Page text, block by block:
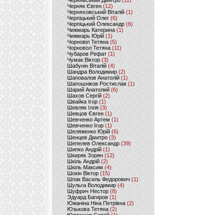
Черняк Євген(12)
Черняховський Віталій (1)
Черпіцький Олег (6)
Черпіцький Олександр (6)
Чижмарь Катерина (1)
Чижмарь Юрій (1)
Чорновіл Тетяна (5)
Чорновол Тетяна (11)
Чубаров Рефат (1)
Чумак Віктор(3)
Шабунін Віталій (4)
Шандра Володимир (2)
Шаповалов Анатолій(1)
Шапошніков Ростислав(1)
Шарий Анатолий(6)
Шахов Сергій(2)
Швайка Ігор (1)
Шевляк Ілля (3)
Шевцов Євген (1)
Шевченко Артем(1)
Шевченко Ігор(1)
Шеляженко Юрій (6)
Шенцев Дмитро (3)
Шепелев Олександр (39)
Шипко Андрій(1)
Шкиряк Зорян(12)
Шкіль Андрій(2)
Шкіль Максим (4)
Шокін Віктор (15)
Шпак Василь Федорович (1)
Шульга Володимир (4)
Шуфрич Нестор(8)
Эдуард Багиров (1)
Южаніна Ніна Петрівна (2)
Юзькова Тетяна(2)